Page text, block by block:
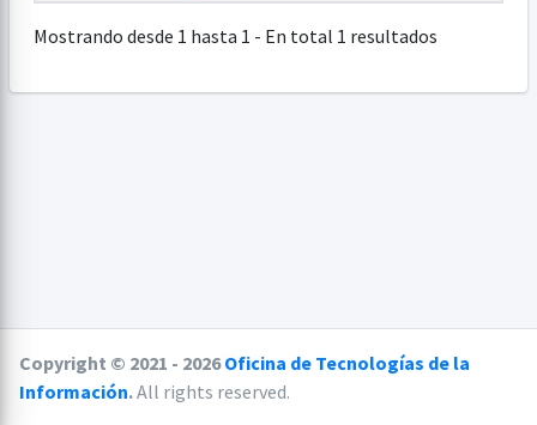
Mostrando desde 1 hasta 1 - En total 1 resultados
Copyright © 2021 - 2026Oficina de Tecnologías de la
Información.All rights reserved.